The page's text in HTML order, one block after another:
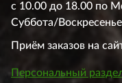
с 10.00 до 18.00 по
Суббота/
Приём заказов на
Персональный